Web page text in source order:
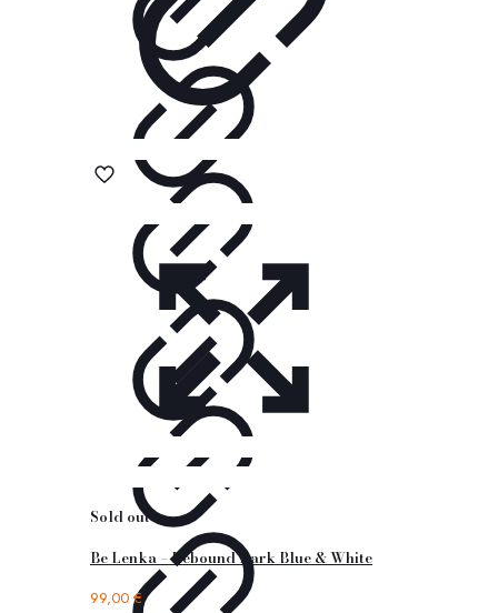
Sold out
Be Lenka – Rebound Dark Blue & White
99,00 €